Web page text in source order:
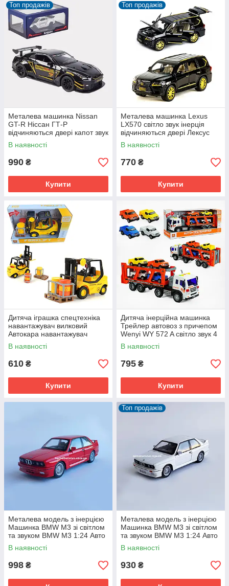
Топ продажів
Металева машинка Nissan
GT-R Ніссан ГТ-Р
відчиняються двері капот звук
світло інерція 1:24 (NGT-
2247B)
В наявності
990 ₴
Купити
Топ продажів
Металева машинка Lexus
LX570 світло звук інерція
відчиняються двері Лексус
1:24 Розмір 20 см EL 3121
В наявності
770 ₴
Купити
Дитяча іграшка спецтехніка
навантажувач вилковий
Автокара навантажувач
інерційний кара Світло Звук
В наявності
610 ₴
Купити
Дитяча інерційна машинка
Трейлер автовоз з причепом
Wenyi WY 572 A світло звук 4
машинки
В наявності
795 ₴
Купити
Металева модель з інерцією
Машинка BMW M3 зі світлом
та звуком BMW M3 1:24 Авто
Експерт
В наявності
998 ₴
Топ продажів
Металева модель з інерцією
Машинка BMW M3 зі світлом
та звуком BMW M3 1:24 Авто
Експерт
В наявності
930 ₴